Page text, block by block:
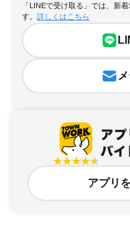
「LINEで受け取る」では、新
す。 詳しくはこちら
アプリ